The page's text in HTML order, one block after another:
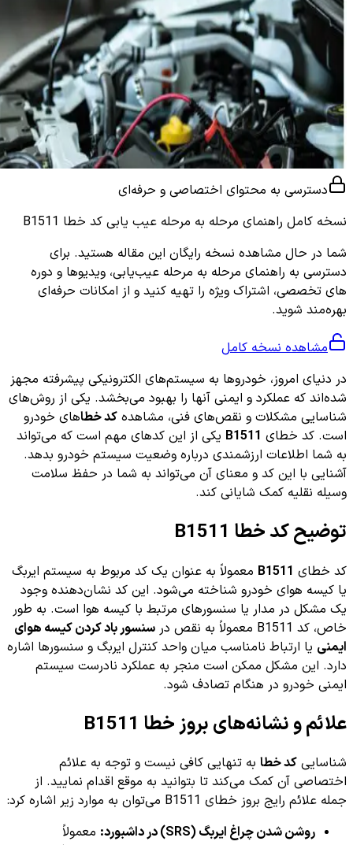
دسترسی به محتوای اختصاصی و حرفه‌ای
نسخه کامل راهنمای مرحله به مرحله عیب یابی کد خطا B1511
شما در حال مشاهده نسخه رایگان این مقاله هستید. برای
دسترسی به راهنمای مرحله به مرحله عیب‌یابی، ویدیوها و دوره
های تخصصی، اشتراک ویژه را تهیه کنید و از امکانات حرفه‌ای
بهره‌مند شوید.
مشاهده نسخه کامل
در دنیای امروز، خودروها به سیستم‌های الکترونیکی پیشرفته مجهز
شده‌اند که عملکرد و ایمنی آنها را بهبود می‌بخشد. یکی از روش‌های
شناسایی مشکلات و نقص‌های فنی، مشاهده کد خطاهای خودرو
است. کد خطای B1511 یکی از این کدهای مهم است که می‌تواند
به شما اطلاعات ارزشمندی درباره وضعیت سیستم خودرو بدهد.
آشنایی با این کد و معنای آن می‌تواند به شما در حفظ سلامت
وسیله نقلیه کمک شایانی کند.
توضیح کد خطا B1511
کد خطای B1511 معمولاً به عنوان یک کد مربوط به سیستم ایربگ
یا کیسه هوای خودرو شناخته می‌شود. این کد نشان‌دهنده وجود
یک مشکل در مدار یا سنسورهای مرتبط با کیسه هوا است. به طور
خاص، کد B1511 معمولاً به نقص در
سنسور باد کردن کیسه هوای
ایمنی یا ارتباط نامناسب میان واحد کنترل ایربگ و سنسورها اشاره
دارد. این مشکل ممکن است منجر به عملکرد نادرست سیستم
ایمنی خودرو در هنگام تصادف شود.
علائم و نشانه‌های بروز خطا B1511
شناسایی کد خطا به تنهایی کافی نیست و توجه به علائم
اختصاصی آن کمک می‌کند تا بتوانید به موقع اقدام نمایید. از
جمله علائم رایج بروز خطای B1511 می‌توان به موارد زیر اشاره کرد:
روشن شدن چراغ ایربگ (SRS) در داشبورد:
معمولاً